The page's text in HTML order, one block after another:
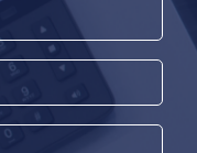
WhatsApp
WhatsApp